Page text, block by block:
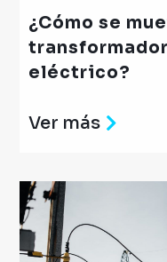
¿Cómo se
eléctrico?
Ver más